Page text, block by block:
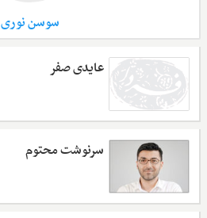
سوسن نوری
عایدی صفر
سرنوشت محتوم